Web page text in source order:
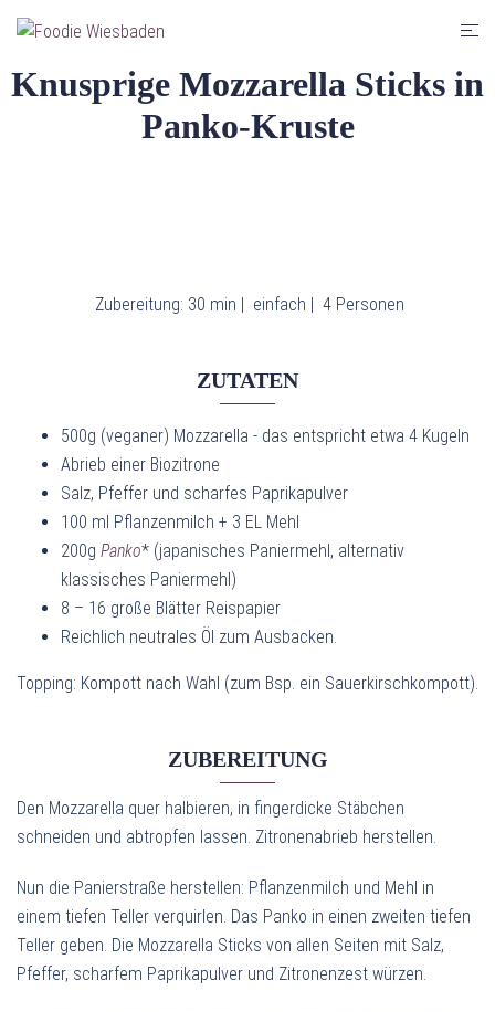
Zum
Inhalt
springen
Knusprige Mozzarella Sticks in
Panko-Kruste
Zubereitung: 30 min | einfach | 4 Personen
ZUTATEN
500g (veganer) Mozzarella - das entspricht etwa 4 Kugeln
Abrieb einer Biozitrone
Salz, Pfeffer und scharfes Paprikapulver
100 ml Pflanzenmilch + 3 EL Mehl
200g Panko* (japanisches Paniermehl, alternativ
klassisches Paniermehl)
8 – 16 große Blätter Reispapier
Reichlich neutrales Öl zum Ausbacken.
Topping: Kompott nach Wahl (zum Bsp. ein Sauerkirschkompott).
ZUBEREITUNG
Den Mozzarella quer halbieren, in fingerdicke Stäbchen
schneiden und abtropfen lassen. Zitronenabrieb herstellen.
Nun die Panierstraße herstellen: Pflanzenmilch und Mehl in
einem tiefen Teller verquirlen. Das Panko in einen zweiten tiefen
Teller geben. Die Mozzarella Sticks von allen Seiten mit Salz,
Pfeffer, scharfem Paprikapulver und Zitronenzest würzen.